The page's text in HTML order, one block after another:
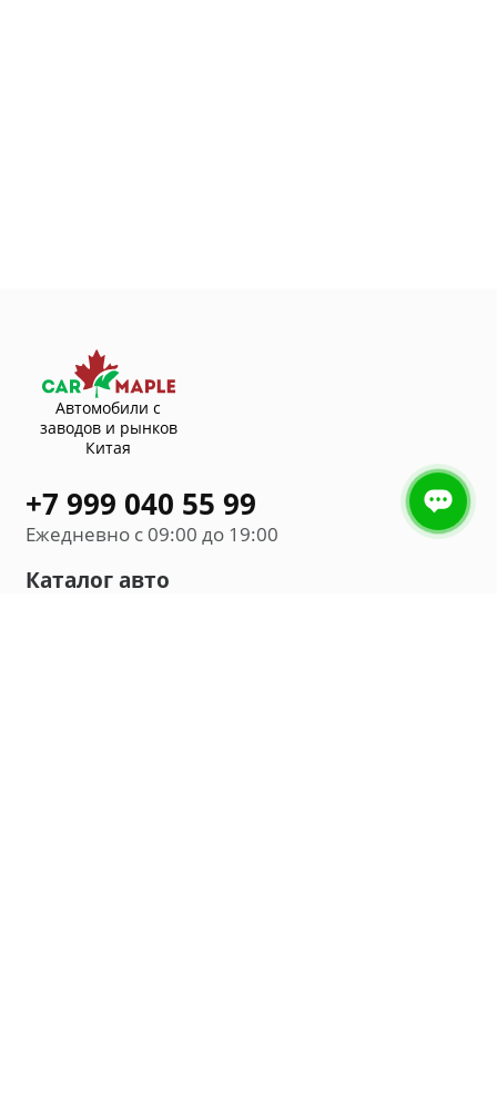
Автомобили с
заводов и рынков
Китая
+7 999 040 55 99
Ежедневно с 09:00 до 19:00
Каталог авто